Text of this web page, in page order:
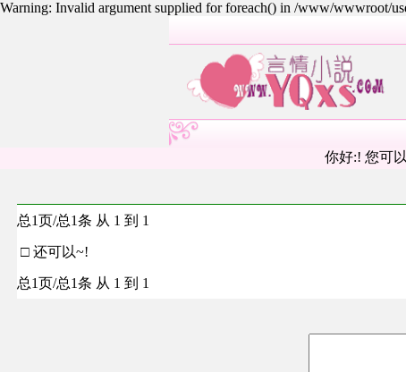
Warning: Invalid argument supplied for foreach() in /www/wwwroot/
你好:! 您可
总1页/总1条 从 1 到 1
□ 还可以~!
总1页/总1条 从 1 到 1